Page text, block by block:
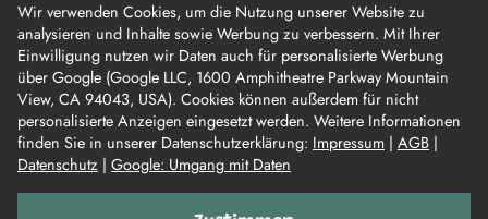
Wir verwenden Cookies, um die Nutzung unserer Website zu
analysieren und Inhalte sowie Werbung zu verbessern. Mit Ihrer
Einwilligung nutzen wir Daten auch für personalisierte Werbung
über Google (Google LLC, 1600 Amphitheatre Parkway Mountain
View, CA 94043, USA). Cookies können außerdem für nicht
personalisierte Anzeigen eingesetzt werden. Weitere Informationen
finden Sie in unserer Datenschutzerklärung: Impressum | AGB |
Datenschutz | Google: Umgang mit Daten